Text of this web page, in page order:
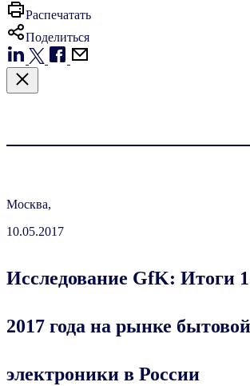
Распечатать
Поделиться
Москва,
10.05.2017
Исследование GfK: Итоги
2017 года на рынке
электроники в России